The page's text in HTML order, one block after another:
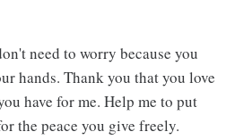
need to worry because you
hands. Thank you that you love
have for me. Help me to put
the peace you give freely.